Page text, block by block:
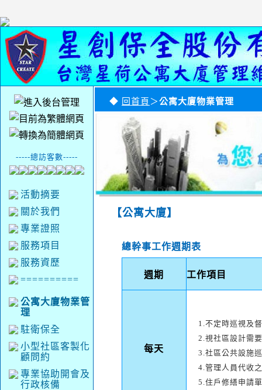
-----總訪客數-----
活動摘要
關於我們
專業證照
服務項目
服務資歷
==========
公寓大廈物業管
理
駐衛保全
小型社區客製化
顧問約
專業協助開會及
行政核備
◆ 回首頁 ＞公寓大廈物業管理
【公寓大廈】
總幹事工作週期表
週期 工作項目
每天
1.不定時巡視及
2.視社區設計需
3.社區公共設施
4.管理人員代收
5.住戶修繕申請